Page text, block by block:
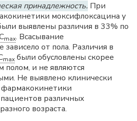
принадлежность. При
моксифлоксацина у
выявлены различия в 33% по
max. Всасывание
от пола. Различия в
max были обусловлены скорее
полом, и не являются
Не выявлено клинически
различных
возраста.